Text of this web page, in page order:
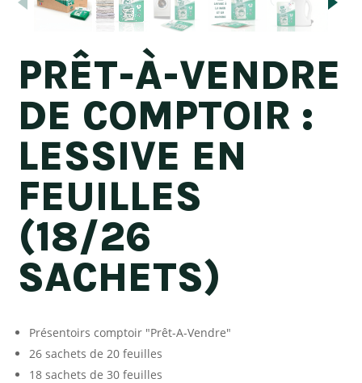
PRÊT-À-VENDRE
DE COMPTOIR :
LESSIVE EN
FEUILLES
(18/26
SACHETS)
Présentoirs comptoir "Prêt-A-Vendre"
26 sachets de 20 feuilles
18 sachets de 30 feuilles